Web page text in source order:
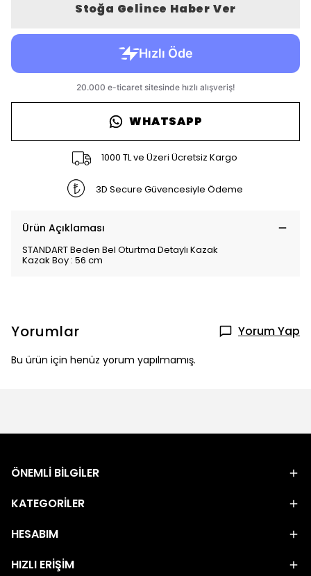
Stoğa Gelince Haber Ver
WHATSAPP
1000 TL ve Üzeri Ücretsiz Kargo
3D Secure Güvencesiyle Ödeme
Ürün Açıklaması
STANDART Beden Bel Oturtma Detaylı Kazak
Kazak Boy : 56 cm
Yorumlar Yorum Yap
Bu ürün için henüz yorum yapılmamış.
ÖNEMLİ BİLGİLER
KATEGORİLER
HESABIM
HIZLI ERİŞİM